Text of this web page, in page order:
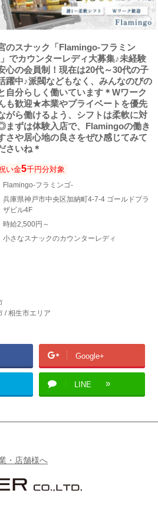
のスナック「Flamingo-フラミン
でカウンターレディ大募集♪未経験
心の会員制！現在は20代～30代の子
躍中♪派閥などもなく、みんなのびの
自分らしく働いています＊Wワーク
も歓迎★本業やプライベートを優先
がら働けるよう、シフトは柔軟に対
まずは体験入店で、Flamingoの働き
さや居心地の良さをぜひ感じてみて
さいね＊
い金5千円分対象
Flamingo-フラミンゴ-
兵庫県神戸市中央区加納町4-7-4 ゴールドプラ
ザビル4F
時給2,500円～
小さなスナックのカウンターレディ
/ 相生市エリア
Google+
LINE
・店舗様へ